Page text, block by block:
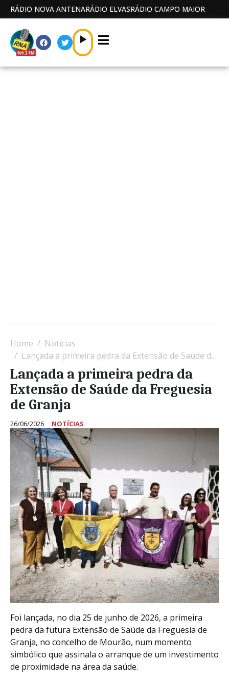
RÁDIO NOVA ANTENARÁDIO ELVASRÁDIO CAMPO MAIOR
Home
Notícias
Lançada a primeira pedra da Extensão de Saúde da Freguesia de Granja
Lançada a primeira pedra da
Extensão de Saúde da Freguesia
de Granja
26/06/2026 NOTÍCIAS
Foi lançada, no dia 25 de junho de 2026, a primeira
pedra da futura Extensão de Saúde da Freguesia de
Granja, no concelho de Mourão, num momento
simbólico que assinala o arranque de um investimento
de proximidade na área da saúde.